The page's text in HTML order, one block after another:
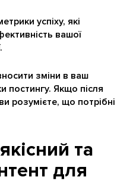
успіху, які
вашої
зміни в ваш
постингу. Якщо після
розумієте, що потрібні
та
для